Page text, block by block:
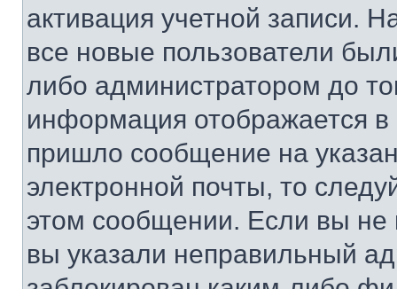
активация учетной записи.
все новые пользователи
либо администратором до
информация отображается
пришло сообщение на
электронной почты, то
этом сообщении. Если вы
вы указали неправильный